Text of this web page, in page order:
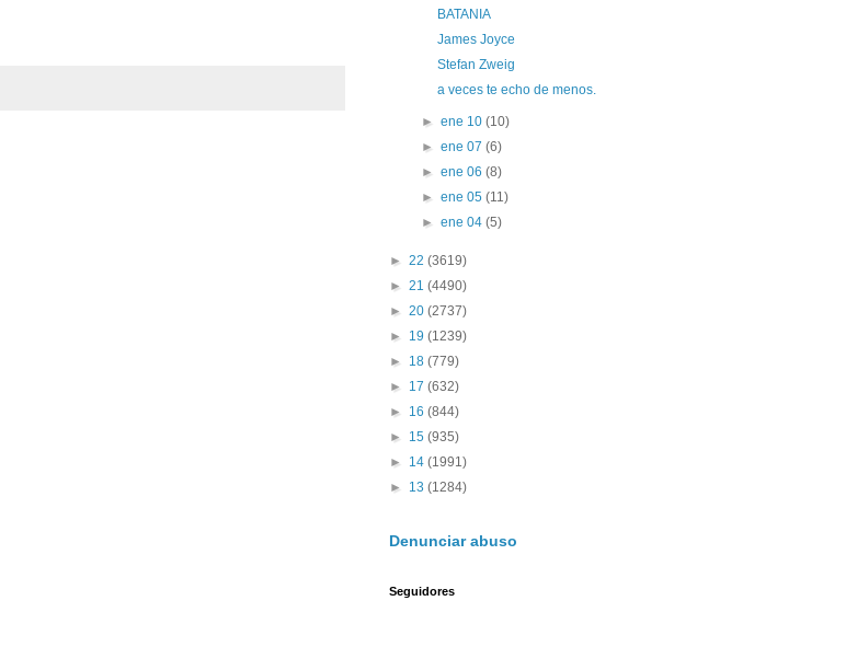
BATANIA
James Joyce
Stefan Zweig
a veces te echo de menos.
► ene 10 (10)
► ene 07 (6)
► ene 06 (8)
► ene 05 (11)
► ene 04 (5)
► 22 (3619)
► 21 (4490)
► 20 (2737)
► 19 (1239)
► 18 (779)
► 17 (632)
► 16 (844)
► 15 (935)
► 14 (1991)
► 13 (1284)
Denunciar abuso
Seguidores